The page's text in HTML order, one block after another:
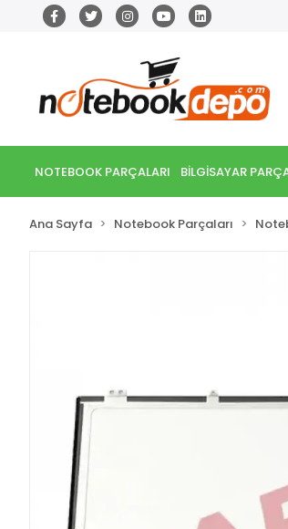
NOTEBOOK PARÇALARI BİLGİSAYAR
Ana Sayfa Notebook Parçaları